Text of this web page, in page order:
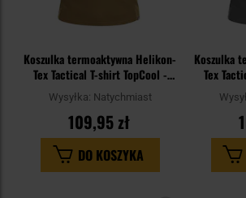
Koszulka termoaktywna Helikon-
Tex Tactical T-shirt TopCool -
Coyote
Wysyłka: Natychmiast
109,95 zł
DO KOSZYKA
Koszulka
Tex